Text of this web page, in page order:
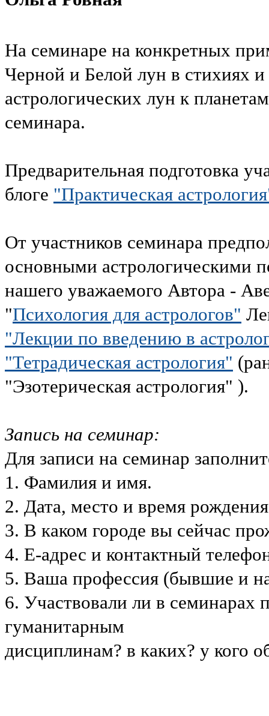
На семинаре на конкретных
Черной и Белой лун в стихиях
астрологических лун к
семинара.
Предварительная подготовка
блоге "Практическая
От участников семинара
основными астрологическими
нашего уважаемого Автора -
"Психология для астрологов"
"Лекции по введению в
"Тетрадическая астрология"
"Эзотерическая астрология" ).
Запись на семинар:
Для записи на семинар
1. Фамилия и имя.
2. Дата, место и время
3. В каком городе вы сейчас
4. Е-адрес и контактный
5. Ваша профессия (бывшие и
6. Участвовали ли в семинарах
гуманитарным
дисциплинам? в каких? у кого